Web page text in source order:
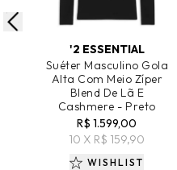
ADICIONAR AO CARRINHO
'2 ESSENTIAL
Suéter Masculino Gola
Alta Com Meio Zíper
Blend De Lã E
Cashmere - Preto
R$ 1.599,00
10 X R$ 159,90
WISHLIST